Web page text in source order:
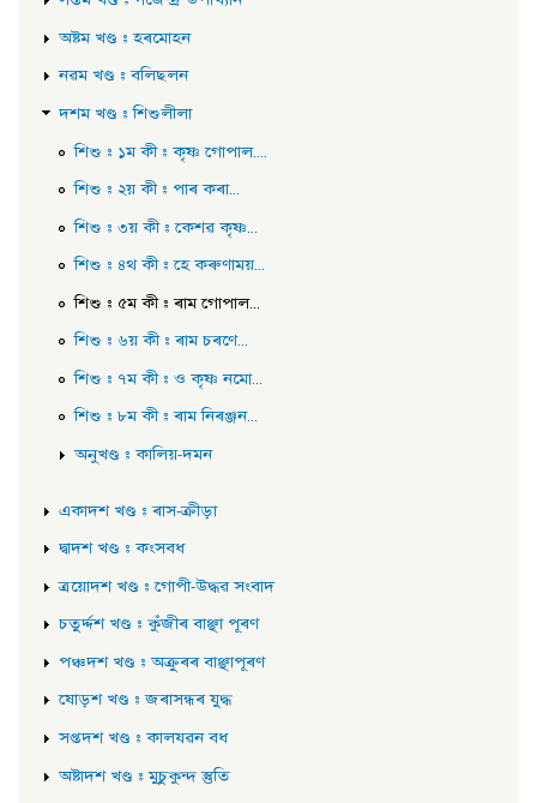
অষ্টম খণ্ড : হৰমোহন
নৱম খণ্ড : বলিছলন
দশম খণ্ড : শিশুলীলা
শিশু : ১ম কী : কৃষ্ণ গোপাল....
শিশু : ২য় কী : পাৰ কৰা...
শিশু : ৩য় কী : কেশৱ কৃষ্ণ...
শিশু : ৪থ কী : হে কৰুণাময়...
শিশু : ৫ম কী : ৰাম গোপাল...
শিশু : ৬য় কী : ৰাম চৰণে...
শিশু : ৭ম কী : ও কৃষ্ণ নমো...
শিশু : ৮ম কী : ৰাম নিৰঞ্জন...
অনুখণ্ড : কালিয়-দমন
একাদশ খণ্ড : ৰাস-ক্রীড়া
দ্বাদশ খণ্ড : কংসবধ
ত্ৰয়োদশ খণ্ড : গোপী-উদ্ধৱ সংবাদ
চতুৰ্দ্দশ খণ্ড : কুঁজীৰ বাঞ্ছা পূৰণ
পঞ্চদশ খণ্ড : অক্ৰুৰৰ বাঞ্ছাপূৰণ
ষোড়শ খণ্ড : জৰাসন্ধৰ যুদ্ধ
সপ্তদশ খণ্ড : কালযৱন বধ
অষ্টাদশ খণ্ড : মুচুকুন্দ স্তুতি